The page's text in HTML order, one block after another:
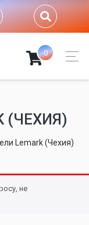
0
(ЧЕХИЯ)
Lemark (Чехия)
не